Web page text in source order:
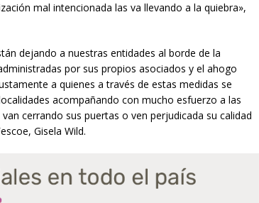
mal intencionada las va llevando a la quiebra»,
dejando a nuestras entidades al borde de la
por sus propios asociados y el ahogo
a quienes a través de estas medidas se
acompañando con mucho esfuerzo a las
cerrando sus puertas o ven perjudicada su calidad
Gisela Wild.